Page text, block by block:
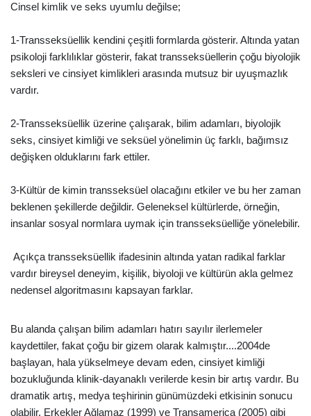
Cinsel kimlik ve seks uyumlu değilse;
1-Transseksüellik kendini çeşitli formlarda gösterir. Altında yatan
psikoloji farklılıklar gösterir, fakat transseksüellerin çoğu biyolojik
seksleri ve cinsiyet kimlikleri arasında mutsuz bir uyuşmazlık
vardır.
2-Transseksüellik üzerine çalışarak, bilim adamları, biyolojik
seks, cinsiyet kimliği ve seksüel yönelimin üç farklı, bağımsız
değişken olduklarını fark ettiler.
3-Kültür de kimin transseksüel olacağını etkiler ve bu her zaman
beklenen şekillerde değildir. Geleneksel kültürlerde, örneğin,
insanlar sosyal normlara uymak için transseksüelliğe yönelebilir.
Açıkça transseksüellik ifadesinin altında yatan radikal farklar
vardır bireysel deneyim, kişilik, biyoloji ve kültürün akla gelmez
nedensel algoritmasını kapsayan farklar.
Bu alanda çalışan bilim adamları hatırı sayılır ilerlemeler
kaydettiler, fakat çoğu bir gizem olarak kalmıştır....2004de
başlayan, hala yükselmeye devam eden, cinsiyet kimliği
bozukluğunda klinik-dayanaklı verilerde kesin bir artış vardır. Bu
dramatik artış, medya teşhirinin günümüzdeki etkisinin sonucu
olabilir. Erkekler Ağlamaz (1999) ve Transamerica (2005) gibi